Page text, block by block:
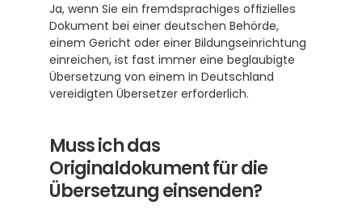
Ja, wenn Sie ein fremdsprachiges offizielles
Dokument bei einer deutschen Behörde,
einem Gericht oder einer Bildungseinrichtung
einreichen, ist fast immer eine beglaubigte
Übersetzung von einem in Deutschland
vereidigten Übersetzer erforderlich.
Muss ich das
Originaldokument für die
Übersetzung einsenden?